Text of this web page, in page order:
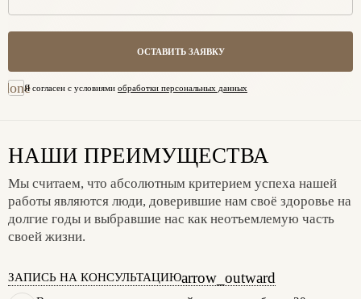
ОСТАВИТЬ ЗАЯВКУ
doneЯ согласен с условиями обработки персональных данных
НАШИ ПРЕИМУЩЕСТВА
Мы считаем, что абсолютным критерием успеха нашей
работы являются люди, доверившие нам своё здоровье на
долгие годы и выбравшие нас как неотъемлемую часть
своей жизни.
ЗАПИСЬ НА КОНСУЛЬТАЦИЮarrow_outward